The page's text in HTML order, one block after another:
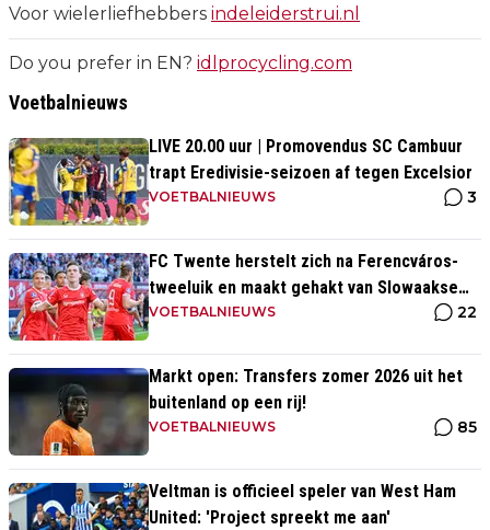
Voor wielerliefhebbers indeleiderstrui.nl
Do you prefer in EN? idlprocycling.com
Voetbalnieuws
LIVE 20.00 uur | Promovendus SC Cambuur
trapt Eredivisie-seizoen af tegen Excelsior
VOETBALNIEUWS 3
FC Twente herstelt zich na Ferencváros-
tweeluik en maakt gehakt van Slowaakse
opponent
VOETBALNIEUWS 22
Markt open: Transfers zomer 2026 uit het
buitenland op een rij!
VOETBALNIEUWS 85
Veltman is officieel speler van West Ham
United: 'Project spreekt me aan'